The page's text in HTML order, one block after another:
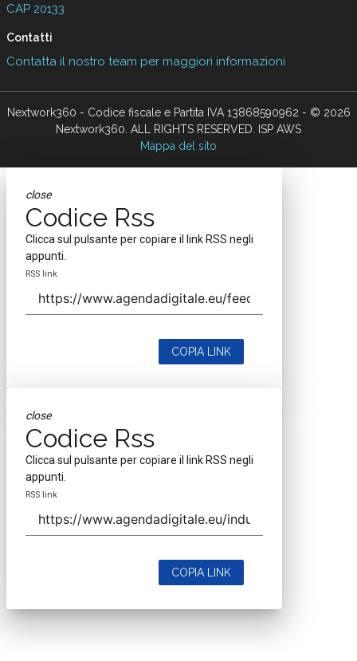
CAP 20133
Contatti
Contatta il nostro team per maggiori informazioni
Nextwork360 - Codice fiscale e Partita IVA 13868590962 - © 2026
Nextwork360. ALL RIGHTS RESERVED. ISP AWS
Mappa del sito
close
Codice Rss
Clicca sul pulsante per copiare il link RSS negli
appunti.
RSS link
COPIA LINK
close
Codice Rss
Clicca sul pulsante per copiare il link RSS negli
appunti.
RSS link
COPIA LINK